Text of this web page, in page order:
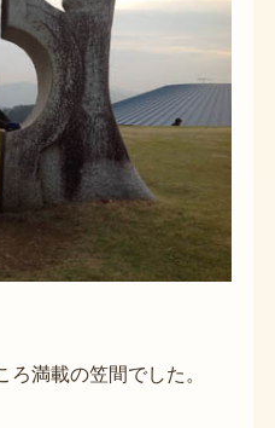
満載の笠間でした。